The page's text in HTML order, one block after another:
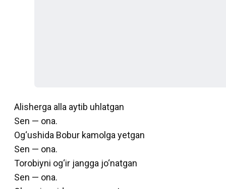
Alisherga alla aytib uhlatgan
Sen — ona.
Og‘ushida Bobur kamolga yetgan
Sen — ona.
Torobiyni og‘ir jangga jo‘natgan
Sen — ona.